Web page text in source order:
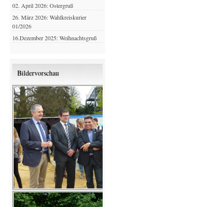
02. April 2026: Ostergruß
26. März 2026: Wahlkreiskurier
01/2026
16.Dezember 2025: Weihnachtsgruß
Bildervorschau